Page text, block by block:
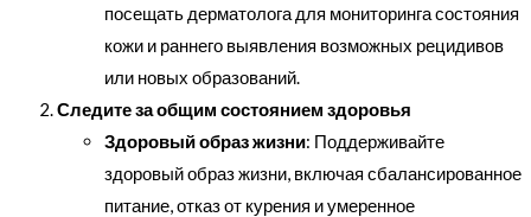
посещать дерматолога для мониторинга состояния
кожи и раннего выявления возможных рецидивов
или новых образований.
Следите за общим состоянием здоровья
Здоровый образ жизни: Поддерживайте
здоровый образ жизни, включая сбалансированное
питание, отказ от курения и умеренное